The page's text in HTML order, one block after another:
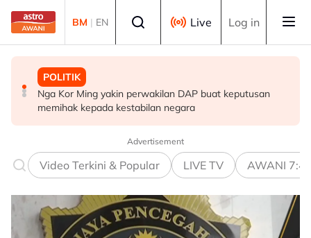
Skip to main content
BM | EN Live Log in
POLITIK
Nga Kor Ming yakin perwakilan DAP buat keputusan
memihak kepada kestabilan negara
BISNES
Belanjawan 2027: PM Anwar bakal beri 'durian runtuh'
hasil ekonomi kukuh, anti-sakau - Penganalisis
MALAYSIA
JPJ Kelantan bongkar pelbagai kesalahan institut
memandu
Advertisement
Video Terkini & Popular LIVE TV AWANI